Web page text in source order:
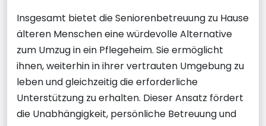
Insgesamt bietet die Seniorenbetreuung zu Hause
älteren Menschen eine würdevolle Alternative
zum Umzug in ein Pflegeheim. Sie ermöglicht
ihnen, weiterhin in ihrer vertrauten Umgebung zu
leben und gleichzeitig die erforderliche
Unterstützung zu erhalten. Dieser Ansatz fördert
die Unabhängigkeit, persönliche Betreuung und